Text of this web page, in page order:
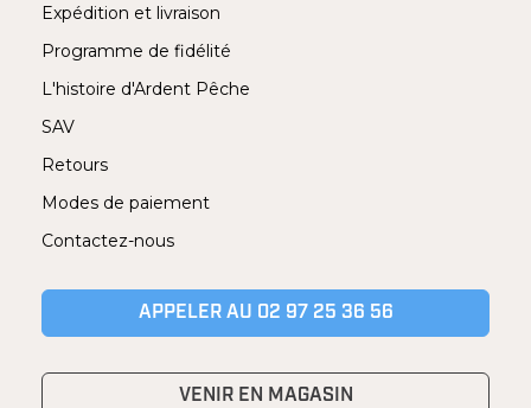
Expédition et livraison
Programme de fidélité
L'histoire d'Ardent Pêche
SAV
Retours
Modes de paiement
Contactez-nous
APPELER AU 02 97 25 36 56
VENIR EN MAGASIN